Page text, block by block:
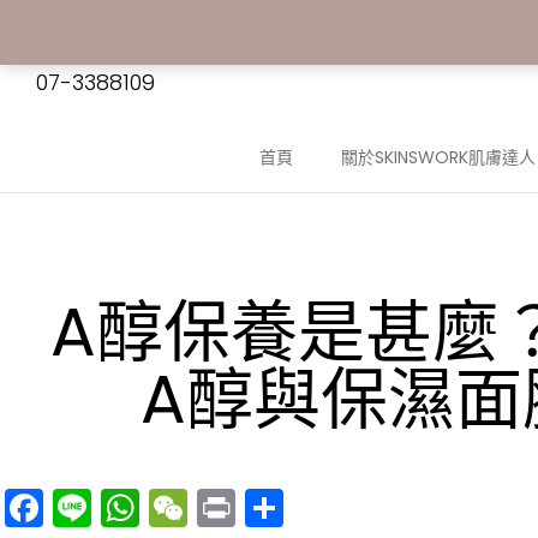
07-3388109
首頁 關於SKINSWORK肌膚達人
A醇保養是甚麼
A醇與保濕
Facebook
LineWhatsApp
WeChat
Print